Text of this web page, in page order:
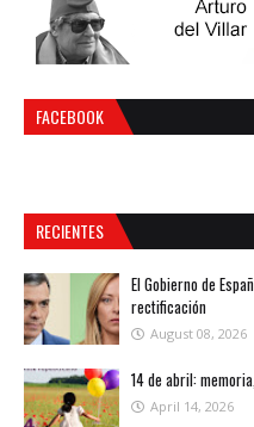
FACEBOOK
RECIENTES
El Gobierno de
rectificación
August 08, 2026
14 de abril:
April 14, 2026